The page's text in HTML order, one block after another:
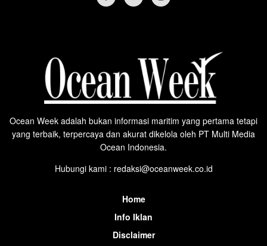
Ocean Week adalah bukan informasi maritim yang pertama tetapi
yang terbaik, terpercaya dan akurat dikelola oleh PT Multi Media
Ocean Indonesia.
Hubungi kami : redaksi@oceanweek.co.id
Home
Info Iklan
Disclaimer